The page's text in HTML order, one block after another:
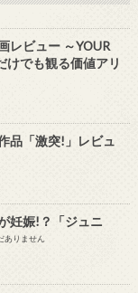
レビュー ～YOUR
けでも観る価値アリ
品「激突!」レビュ
妊娠!？「ジュニ
ありません